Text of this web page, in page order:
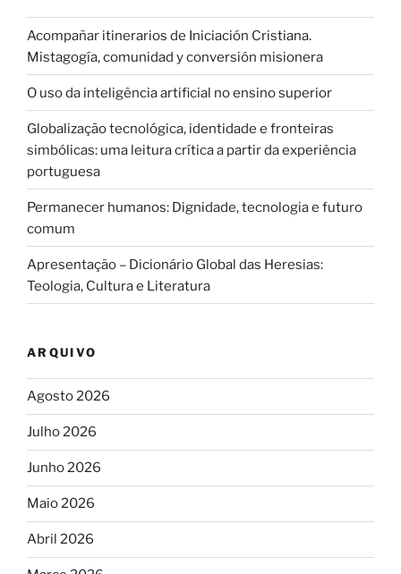
Acompañar itinerarios de Iniciación Cristiana.
Mistagogía, comunidad y conversión misionera
O uso da inteligência artificial no ensino superior
Globalização tecnológica, identidade e fronteiras
simbólicas: uma leitura crítica a partir da experiência
portuguesa
Permanecer humanos: Dignidade, tecnologia e futuro
comum
Apresentação – Dicionário Global das Heresias:
Teologia, Cultura e Literatura
ARQUIVO
Agosto 2026
Julho 2026
Junho 2026
Maio 2026
Abril 2026